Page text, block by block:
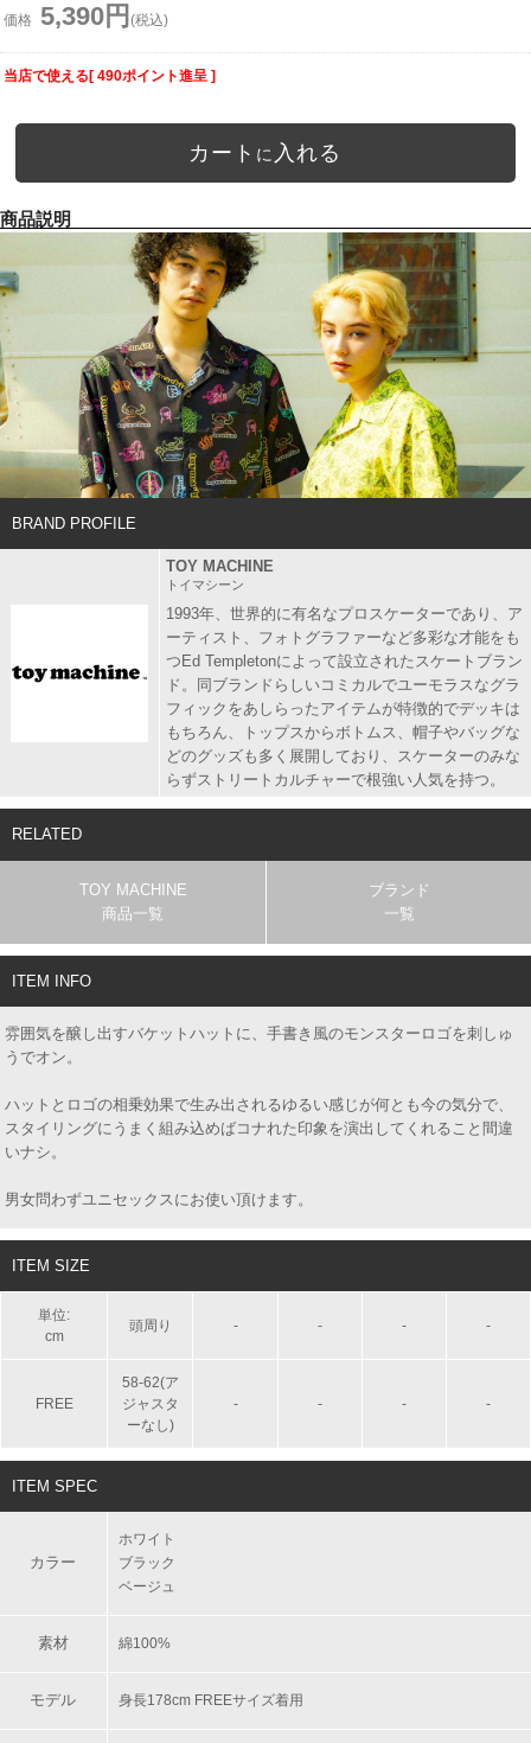
価格 5,390円 (税込)
当店で使える[ 490ポイント進呈 ]
カート に 入れる
商品説明
BRAND PROFILE
TOY MACHINE
トイマシーン
1993年、世界的に有名なプロスケーターであり、ア
ーティスト、フォトグラファーなど多彩な才能をも
つEd Templetonによって設立されたスケートブラン
ド。同ブランドらしいコミカルでユーモラスなグラ
フィックをあしらったアイテムが特徴的でデッキは
もちろん、トップスからボトムス、帽子やバッグな
どのグッズも多く展開しており、スケーターのみな
らずストリートカルチャーで根強い人気を持つ。
RELATED
TOY MACHINE
商品一覧
ブランド
一覧
ITEM INFO
雰囲気を醸し出すバケットハットに、手書き風のモンスターロゴを刺しゅ
うでオン。
ハットとロゴの相乗効果で生み出されるゆるい感じが何とも今の気分で、
スタイリングにうまく組み込めばコナれた印象を演出してくれること間違
いナシ。
男女問わずユニセックスにお使い頂けます。
ITEM SIZE
単位:
cm
頭周り - - - -
FREE
58-62(ア
ジャスタ
ーなし)
- - - -
ITEM SPEC
カラー
ホワイト
ブラック
ベージュ
素材 綿100%
モデル 身長178cm FREEサイズ着用